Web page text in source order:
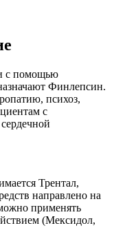
с помощью
Финлепсин.
психоз,
с
Трентал,
направлено на
применять
(Мексидол,